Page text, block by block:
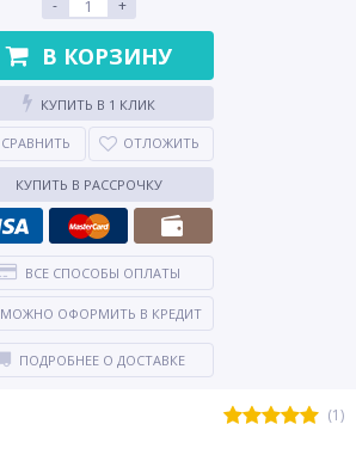
(1)
-
+
В КОРЗИНУ
КУПИТЬ В 1 КЛИК
СРАВНИТЬ ОТЛОЖИТЬ
КУПИТЬ В РАССРОЧКУ
ВСЕ СПОСОБЫ ОПЛАТЫ
МОЖНО ОФОРМИТЬ В КРЕДИТ
ПОДРОБНЕЕ О ДОСТАВКЕ